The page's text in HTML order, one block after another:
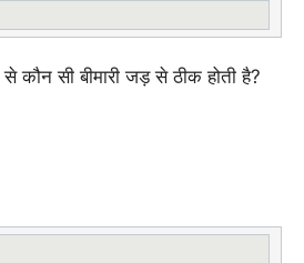
सी बीमारी जड़ से ठीक होती है?